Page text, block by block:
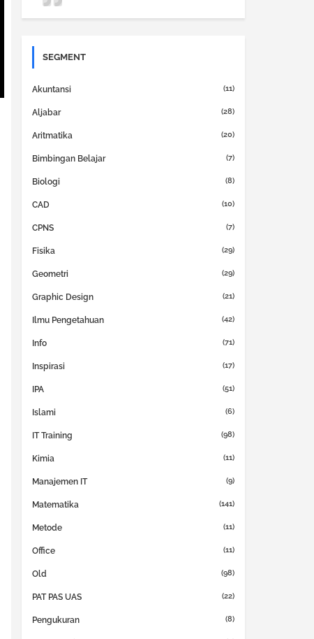
SEGMENT
Akuntansi (11)
Aljabar (28)
Aritmatika (20)
Bimbingan Belajar (7)
Biologi (8)
CAD (10)
CPNS (7)
Fisika (29)
Geometri (29)
Graphic Design (21)
Ilmu Pengetahuan (42)
Info (71)
Inspirasi (17)
IPA (51)
Islami (6)
IT Training (98)
Kimia (11)
Manajemen IT (9)
Matematika (141)
Metode (11)
Office (11)
Old (98)
PAT PAS UAS (22)
Pengukuran (8)